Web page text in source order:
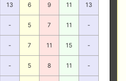
13 6 9 11 13
- 5 7 11 -
- 7 11 15 -
- 5 8 11 -